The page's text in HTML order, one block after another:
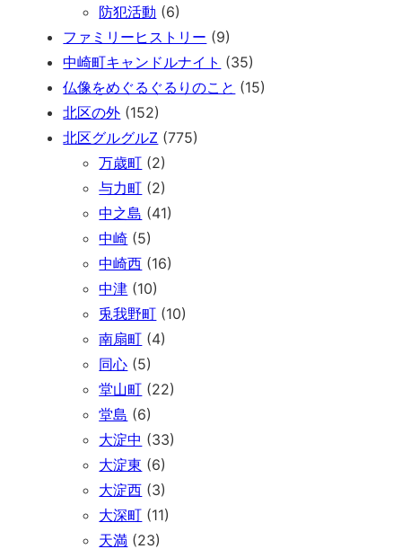
防犯活動 (6)
ファミリーヒストリー (9)
中崎町キャンドルナイト (35)
仏像をめぐるぐるりのこと (15)
北区の外 (152)
北区グルグルZ (775)
万歳町 (2)
与力町 (2)
中之島 (41)
中崎 (5)
中崎西 (16)
中津 (10)
兎我野町 (10)
南扇町 (4)
同心 (5)
堂山町 (22)
堂島 (6)
大淀中 (33)
大淀東 (6)
大淀西 (3)
大深町 (11)
天満 (23)